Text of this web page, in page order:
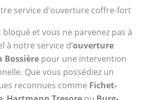
service d'ouverture coffre-fort
et vous ne parvenez pas à
à notre service d’ouverture
Bossière pour une intervention
Que vous possédiez un
reconnues comme Fichet-